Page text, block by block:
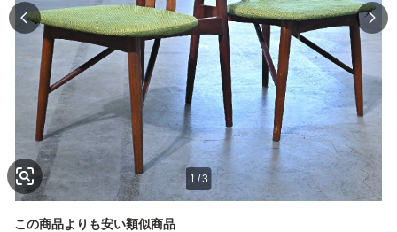
1 /3
この商品よりも安い類似商品